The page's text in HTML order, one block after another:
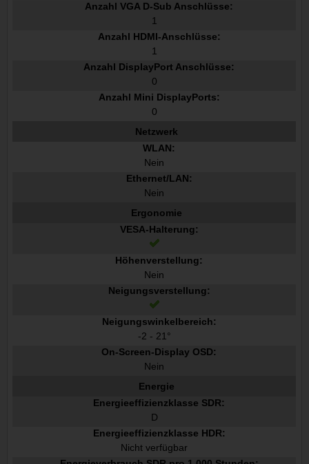
Anzahl VGA D-Sub Anschlüsse:
1
Anzahl HDMI-Anschlüsse:
1
Anzahl DisplayPort Anschlüsse:
0
Anzahl Mini DisplayPorts:
0
Netzwerk
WLAN:
Nein
Ethernet/LAN:
Nein
Ergonomie
VESA-Halterung:
Höhenverstellung:
Nein
Neigungsverstellung:
Neigungswinkelbereich:
-2 - 21°
On-Screen-Display OSD:
Nein
Energie
Energieeffizienzklasse SDR:
D
Energieeffizienzklasse HDR:
Nicht verfügbar